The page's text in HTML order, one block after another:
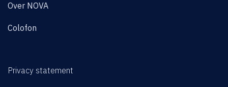
Over NOVA
Colofon
Privacy statement